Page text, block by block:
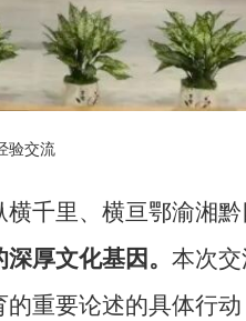
验交流
千里、横亘鄂渝湘黔
厚文化基因。 本次
重要论述的具体行